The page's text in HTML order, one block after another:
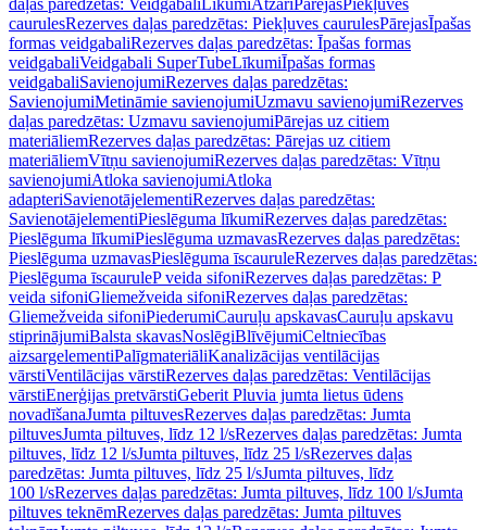
daļas paredzētas: Veidgabali LīkumiAtzari PārejasPiekļuves
caurulesRezerves daļas paredzētas: Piekļuves caurulesPārejasĪpašas
formas veidgabaliRezerves daļas paredzētas: Īpašas formas
veidgabaliVeidgabali SuperTubeLīkumiĪpašas formas
veidgabaliSavienojumiRezerves daļas paredzētas:
SavienojumiMetināmie savienojumiUzmavu savienojumiRezerves
daļas paredzētas: Uzmavu savienojumiPārejas uz citiem
materiāliemRezerves daļas paredzētas: Pārejas uz citiem
materiāliemVītņu savienojumiRezerves daļas paredzētas: Vītņu
savienojumiAtloka savienojumiAtloka
adapteriSavienotājelementiRezerves daļas paredzētas:
SavienotājelementiPieslēguma līkumiRezerves daļas paredzētas:
Pieslēguma līkumiPieslēguma uzmavasRezerves daļas paredzētas:
Pieslēguma uzmavasPieslēguma īscauruleRezerves daļas paredzētas:
Pieslēguma īscauruleP veida sifoniRezerves daļas paredzētas: P
veida sifoniGliemežveida sifoniRezerves daļas paredzētas:
Gliemežveida sifoniPiederumiCauruļu apskavasCauruļu apskavu
stiprinājumiBalsta skavasNoslēgiBlīvējumiCeltniecības
aizsargelementiPalīgmateriāliKanalizācijas ventilācijas
vārstiVentilācijas vārstiRezerves daļas paredzētas: Ventilācijas
vārstiEnerģijas pretvārstiGeberit Pluvia jumta lietus ūdens
novadīšanaJumta piltuvesRezerves daļas paredzētas: Jumta
piltuvesJumta piltuves, līdz 12 l/sRezerves daļas paredzētas: Jumta
piltuves, līdz 12 l/sJumta piltuves, līdz 25 l/sRezerves daļas
paredzētas: Jumta piltuves, līdz 25 l/sJumta piltuves, līdz
100 l/sRezerves daļas paredzētas: Jumta piltuves, līdz 100 l/sJumta
piltuves teknēmRezerves daļas paredzētas: Jumta piltuves